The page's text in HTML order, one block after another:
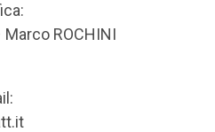
Marco ROCHINI